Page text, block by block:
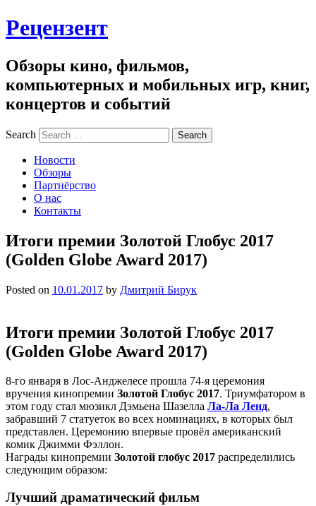
Рецензент
Обзоры кино, фильмов,
компьютерных и мобильных игр, книг,
концертов и событий
Search
Новости
Обзоры
Партнёрство
О нас
Контакты
Итоги премии Золотой Глобус 2017
(Golden Globe Award 2017)
Posted on 10.01.2017 by Дмитрий Бирук
Итоги премии Золотой Глобус 2017
(Golden Globe Award 2017)
8-го января в Лос-Анджелесе прошла 74-я церемония
вручения кинопремии Золотой Глобус 2017. Триумфатором в
этом году стал мюзикл Дэмьена Шазелла Ла-Ла Ленд,
забравший 7 статуеток во всех номинациях, в которых был
представлен. Церемонию впервые провёл американский
комик Джимми Фэллон.
Награды кинопремии Золотой глобус 2017 распределились
следующим образом:
Лучший драматический фильм